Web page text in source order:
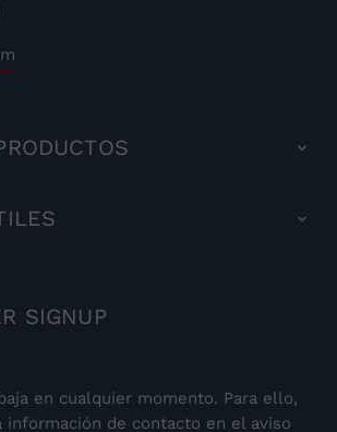


SIGNUP
en cualquier momento. Para ello,
información de contacto en el aviso